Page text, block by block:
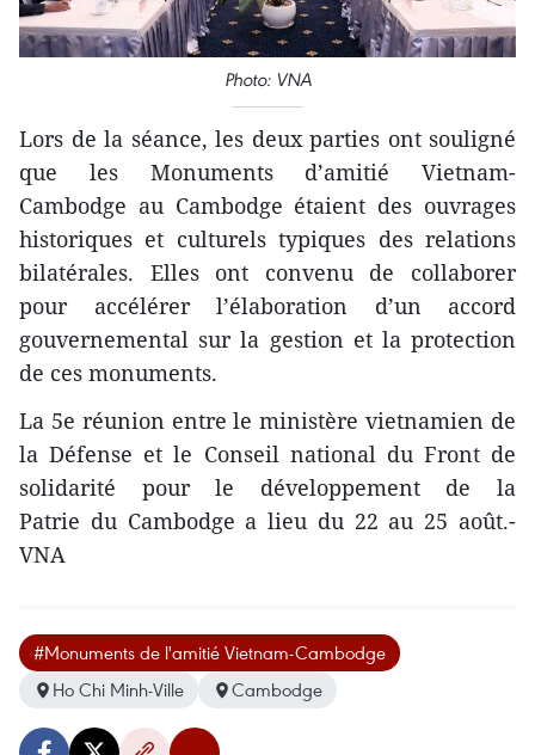
Photo: VNA
Lors de la séance, les deux parties ont souligné
que les Monuments d’amitié Vietnam-
Cambodge au Cambodge étaient des ouvrages
historiques et culturels typiques des relations
bilatérales. Elles ont convenu de collaborer
pour accélérer l’élaboration d’un accord
gouvernemental sur la gestion et la protection
de ces monuments.
La 5e réunion entre le ministère vietnamien de
la Défense et le Conseil national du Front de
solidarité pour le développement de la
Patrie du Cambodge a lieu du 22 au 25 août.-
VNA
#Monuments de l'amitié Vietnam-Cambodge
Ho Chi Minh-Ville
Cambodge